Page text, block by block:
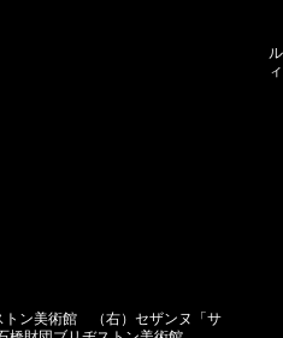
トン美術館 （右）セザンヌ「サ